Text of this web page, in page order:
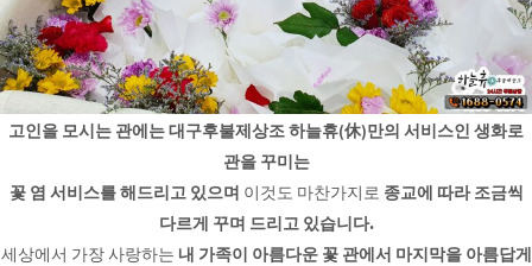
고인을 모시는 관에는 대구후불제상조 하늘휴(休)만의 서비스인 생화로
관을 꾸미는
꽃 염 서비스를 해드리고 있으며 이것도 마찬가지로 종교에 따라 조금씩
다르게 꾸며 드리고 있습니다.
세상에서 가장 사랑하는 내 가족이 아름다운 꽃 관에서 마지막을 아름답게